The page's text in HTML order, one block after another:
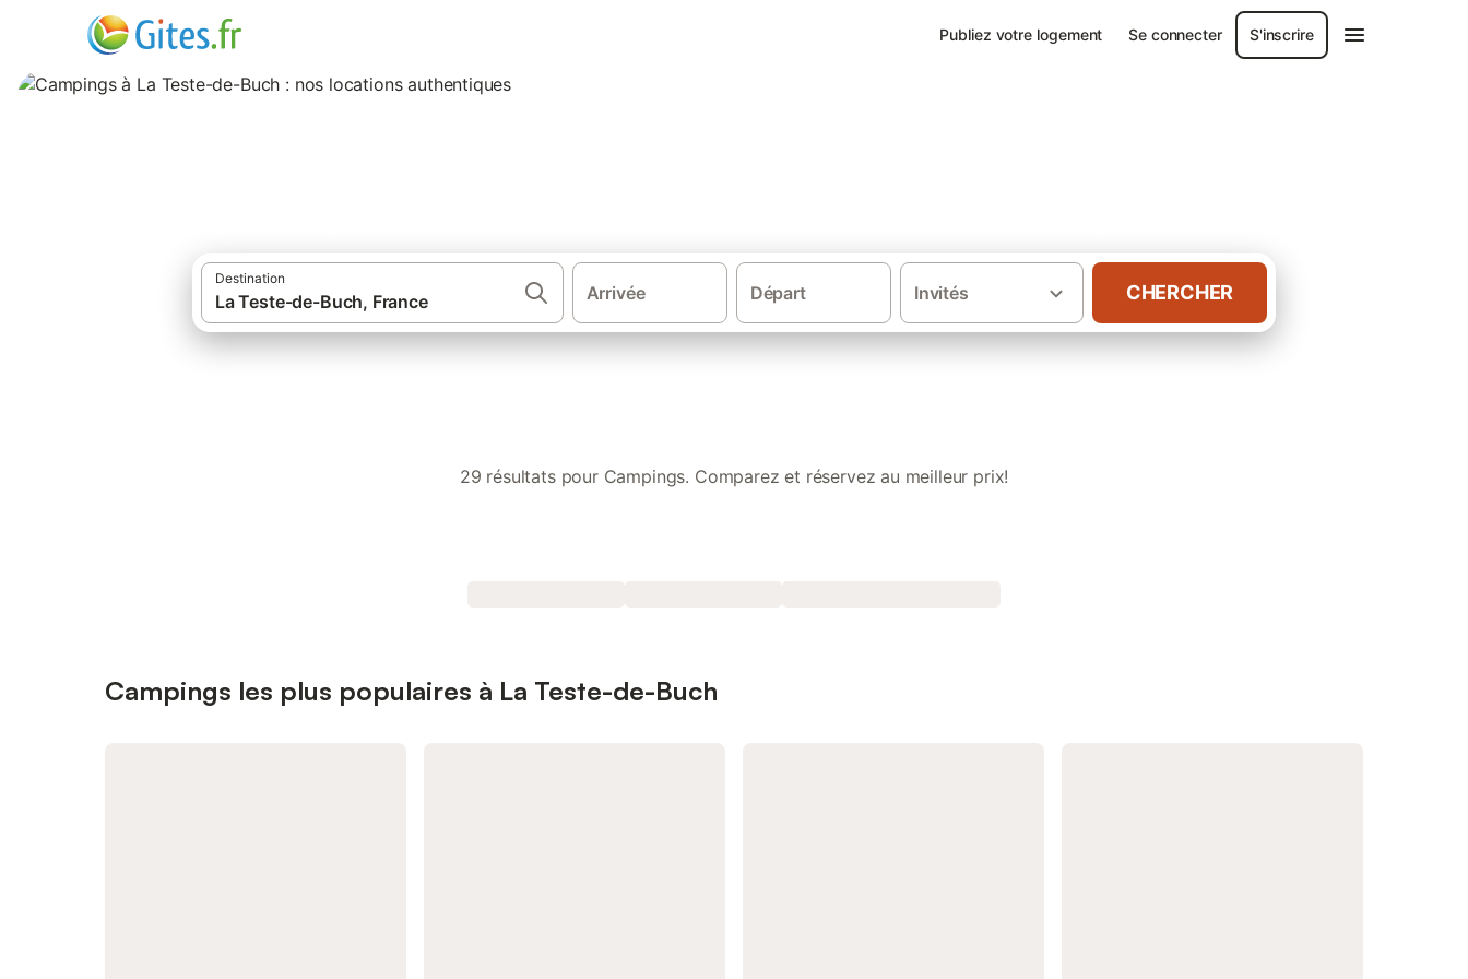
Publiez votre logement Se connecter S'inscrire
Destination
Arrivée Départ Invités CHERCHER
29 résultats pour Campings. Comparez et réservez au meilleur prix!
Campings les plus populaires à La Teste-de-Buch